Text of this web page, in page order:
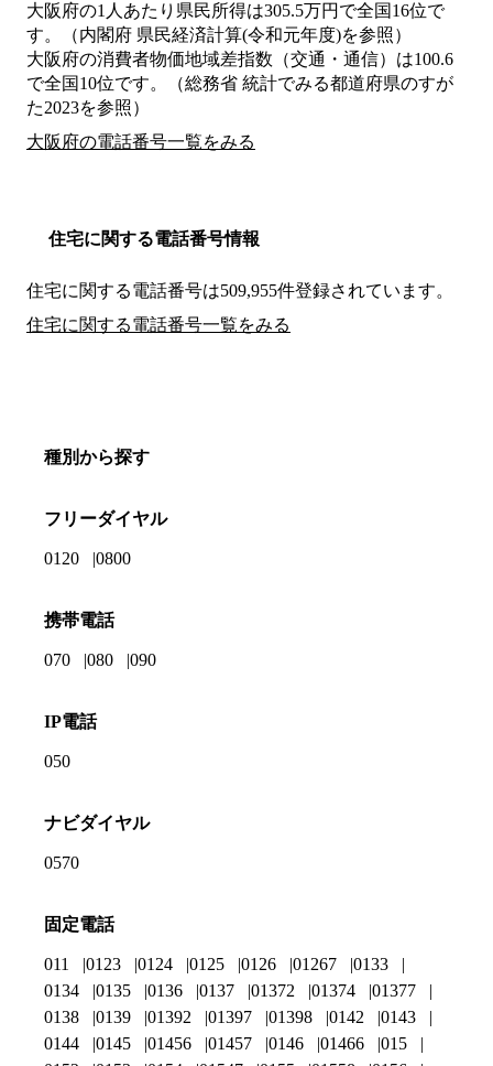
大阪府の1人あたり県民所得は305.5万円で全国16位で
す。（内閣府 県民経済計算(令和元年度)を参照）
大阪府の消費者物価地域差指数（交通・通信）は100.6
で全国10位です。（総務省 統計でみる都道府県のすが
た2023を参照）
大阪府の電話番号一覧をみる
住宅に関する電話番号情報
住宅に関する電話番号は509,955件登録されています。
住宅に関する電話番号一覧をみる
種別から探す
フリーダイヤル
0120 0800
携帯電話
070 080 090
IP電話
050
ナビダイヤル
0570
固定電話
011 0123 0124 0125 0126 01267
0133
0134
0135 0136 0137 01372 01374
01377
0138
0139 01392 01397 01398 0142
0143
0144
0145 01456 01457 0146 01466
015